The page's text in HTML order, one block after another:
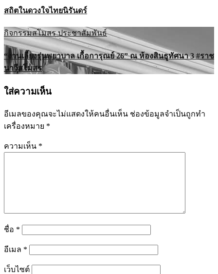
สถิตในดวงใจไทยนิรันดร์
กิจกรรมสโมสรประชาสัมพันธ์
“งานเลี้ยงรุ่นพยาบาล เกื้อการุณย์ 26” ณ ห้องสินธูทัศนา 3 #ราช
นาวีสโมสร
ใส่ความเห็น
อีเมลของคุณจะไม่แสดงให้คนอื่นเห็น ช่องข้อมูลจำเป็นถูกทำ
เครื่องหมาย *
ความเห็น *
ชื่อ *
อีเมล *
เว็บไซต์